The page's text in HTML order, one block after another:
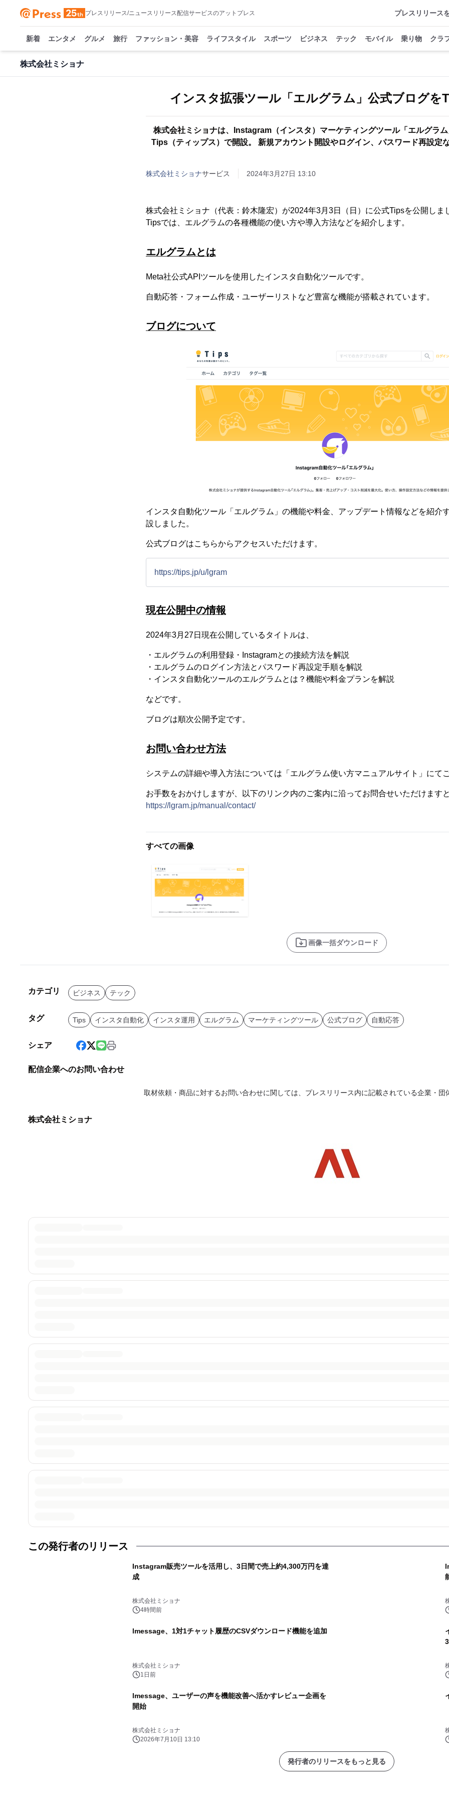
プレスリリース/ニュースリリース配信サービスのアットプレス プレスリリース
新着 エンタメ グルメ 旅行 ファッション・美容 ライフスタイル スポーツ ビジネス テック モバイル 乗り物 クラ
株式会社ミショナ
インスタ拡張ツール「エルグラム」公式ブログを
株式会社ミショナは、Instagram（インスタ）マーケティングツール「エルグラ
Tips（ティップス）で開設。 新規アカウント開設やログイン、パスワード再設定
株式会社ミショナサービス 2024年3月27日 13:10
株式会社ミショナ（代表：鈴木隆宏）が2024年3月3日（日）に公式Tipsを公開しま
Tipsでは、エルグラムの各種機能の使い方や導入方法などを紹介します。
エルグラムとは
Meta社公式APIツールを使用したインスタ自動化ツールです。
自動応答・フォーム作成・ユーザーリストなど豊富な機能が搭載されています。
ブログについて
インスタ自動化ツール「エルグラム」の機能や料金、アップデート情報などを紹介
設しました。
公式ブログはこちらからアクセスいただけます。
https://tips.jp/u/lgram
現在公開中の情報
2024年3月27日現在公開しているタイトルは、
・エルグラムの利用登録・Instagramとの接続方法を解説
・エルグラムのログイン方法とパスワード再設定手順を解説
・インスタ自動化ツールのエルグラムとは？機能や料金プランを解説
などです。
ブログは順次公開予定です。
お問い合わせ方法
システムの詳細や導入方法については「エルグラム使い方マニュアルサイト」にて
お手数をおかけしますが、以下のリンク内のご案内に沿ってお問合せいただけますと
https://lgram.jp/manual/contact/
すべての画像
画像一括ダウンロード
カテゴリ ビジネス テック
タグ Tips インスタ自動化 インスタ運用 エルグラム マーケティングツール 公式ブログ 自動応答
シェア
配信企業へのお問い合わせ
取材依頼・商品に対するお問い合わせに関しては、プレスリリース内に記載されている企業・団
株式会社ミショナ
この発行者のリリース
Instagram販売ツールを活用し、3日間で売上約4,300万円を達
成
株式会社ミショナ
4時間前
lmessage、1対1チャット履歴のCSVダウンロード機能を追加
株式会社ミショナ
1日前
lmessage、ユーザーの声を機能改善へ活かすレビュー企画を
開始
株式会社ミショナ
2026年7月10日 13:10
発行者のリリースをもっと見る